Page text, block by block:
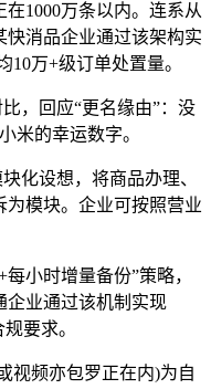
1000万条以内。连系从
快消品企业通过该架构实
10万+级订单处置量。
，回应“更名缘由”：没
米的幸运数字。
化设想，将商品办理、
模块。企业可按照营业
小时增量备份”策略，
企业通过该机制实现
要求。
频亦包罗正在内)为自